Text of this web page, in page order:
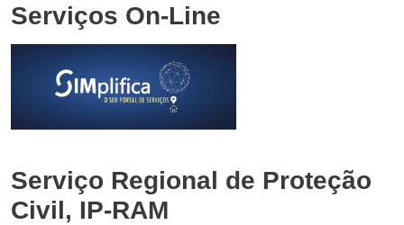
Serviços On-Line
Serviço Regional de Proteção
Civil, IP-RAM